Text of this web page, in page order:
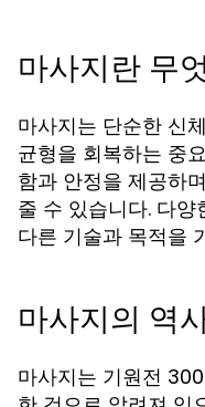
마사지란 무
마사지는 단순한 신
균형을 회복하는 중
함과 안정을 제공하
줄 수 있습니다. 다
다른 기술과 목적을
마사지의 역
마사지는 기원전